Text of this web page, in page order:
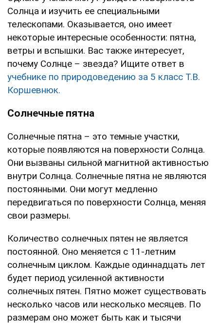
Солнца и изучить ее специальными
телескопами. Оказывается, оно имеет
некоторые интересные особенности: пятна,
ветры и вспышки. Вас также интересует,
почему Солнце – звезда? Ищите ответ в
учебнике по природоведению за 5 класс Т.В.
Коршевнюк.
Солнечные пятна
Солнечные пятна – это темные участки,
которые появляются на поверхности Солнца.
Они вызваны сильной магнитной активностью
внутри Солнца. Солнечные пятна не являются
постоянными. Они могут медленно
передвигаться по поверхности Солнца, меняя
свои размеры.
Количество солнечных пятен не является
постоянной. Оно меняется с 11-летним
солнечным циклом. Каждые одиннадцать лет
будет период усиленной активности
солнечных пятен. Пятно может существовать
несколько часов или несколько месяцев. По
размерам оно может быть как и тысячи